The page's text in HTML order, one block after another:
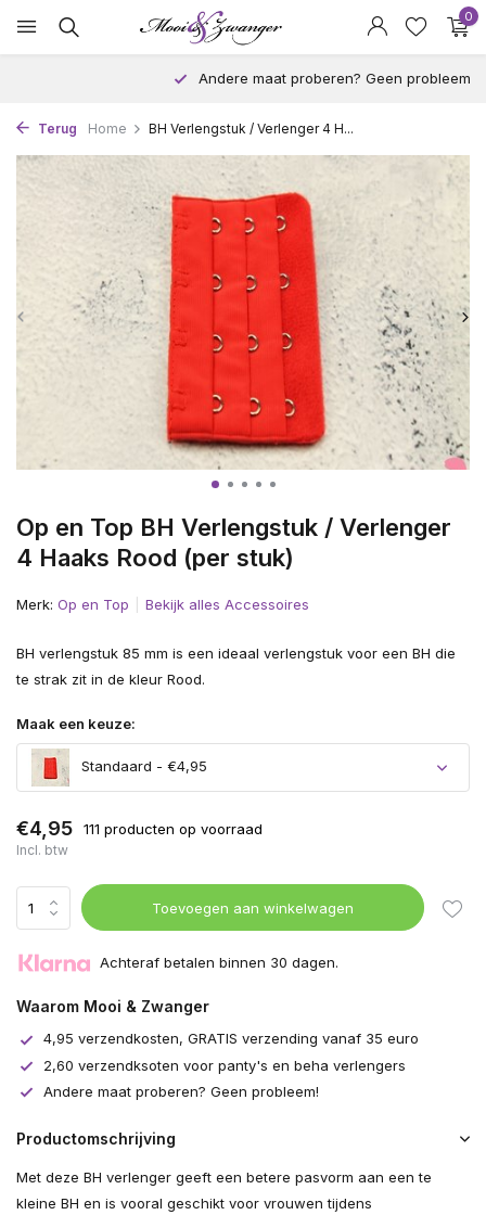
0
Andere maat proberen? Geen probleem!
Terug Home BH Verlengstuk / Verlenger 4 H...
Op en Top BH Verlengstuk / Verlenger
4 Haaks Rood (per stuk)
Merk: Op en Top Bekijk alles Accessoires
BH verlengstuk 85 mm is een ideaal verlengstuk voor een BH die
te strak zit in de kleur Rood.
Maak een keuze:
Standaard - €4,95
€4,95 111 producten op voorraad
Incl. btw
Toevoegen aan winkelwagen
Achteraf betalen binnen 30 dagen.
Waarom Mooi & Zwanger
4,95 verzendkosten, GRATIS verzending vanaf 35 euro
2,60 verzendksoten voor panty's en beha verlengers
Andere maat proberen? Geen probleem!
Productomschrijving
Met deze BH verlenger geeft een betere pasvorm aan een te
kleine BH en is vooral geschikt voor vrouwen tijdens